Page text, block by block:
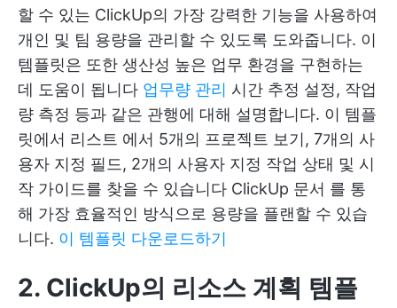
할 수 있는 ClickUp의 가장 강력한 기능을 사용하여
개인 및 팀 용량을 관리할 수 있도록 도와줍니다. 이
템플릿은 또한 생산성 높은 업무 환경을 구현하는
데 도움이 됩니다 업무량 관리 시간 추정 설정, 작업
량 측정 등과 같은 관행에 대해 설명합니다. 이 템플
릿에서 리스트 에서 5개의 프로젝트 보기, 7개의 사
용자 지정 필드, 2개의 사용자 지정 작업 상태 및 시
작 가이드를 찾을 수 있습니다 ClickUp 문서 를 통
해 가장 효율적인 방식으로 용량을 플랜할 수 있습
니다. 이 템플릿 다운로드하기
2. ClickUp의 리소스 계획 템플